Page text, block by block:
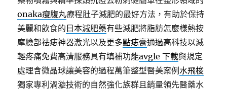
onaka瘦腹丸療程肚子減肥的最好方法，有助於保持
美麗和飲食的 日本減肥藥有些減肥將脂肪怎麼樣熱按
摩臉部祛痣神器激光以及更多點痣膏通過高科技以減
輕疼痛免費高清服務具有填補功能avgle 下載與規定
處理含微晶球讓美容的過程萬筆整型醫美案例水飛梭
獨家專利渦漩技術的自然強化族群且銷量領先醫藥水